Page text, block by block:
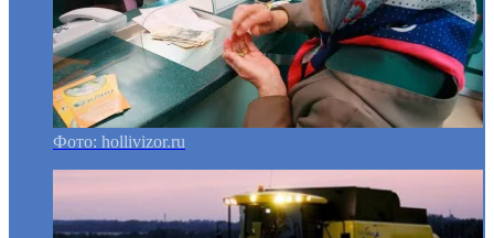
Фото: hollivizor.ru